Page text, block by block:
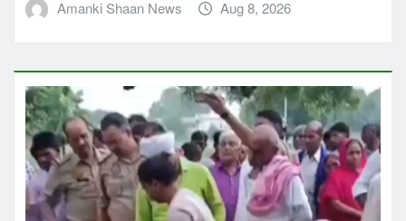
Amanki Shaan News Aug 8, 2026